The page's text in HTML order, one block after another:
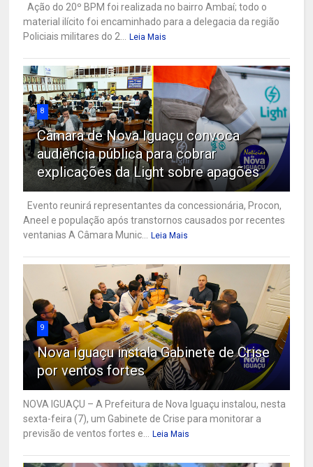
Ação do 20º BPM foi realizada no bairro Ambaí; todo o
material ilícito foi encaminhado para a delegacia da região
Policiais militares do 2...
Leia Mais
8
Câmara de Nova Iguaçu convoca
audiência pública para cobrar
explicações da Light sobre apagões
Evento reunirá representantes da concessionária, Procon,
Aneel e população após transtornos causados por recentes
ventanias A Câmara Munic...
Leia Mais
9
Nova Iguaçu instala Gabinete de Crise
por ventos fortes
NOVA IGUAÇU – A Prefeitura de Nova Iguaçu instalou, nesta
sexta-feira (7), um Gabinete de Crise para monitorar a
previsão de ventos fortes e...
Leia Mais